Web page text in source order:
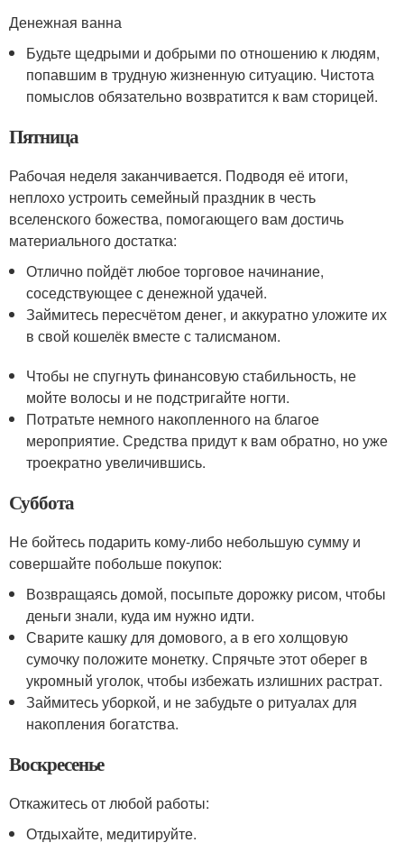
Денежная ванна
Будьте щедрыми и добрыми по отношению к людям,
попавшим в трудную жизненную ситуацию. Чистота
помыслов обязательно возвратится к вам сторицей.
Пятница
Рабочая неделя заканчивается. Подводя её итоги,
неплохо устроить семейный праздник в честь
вселенского божества, помогающего вам достичь
материального достатка:
Отлично пойдёт любое торговое начинание,
соседствующее с денежной удачей.
Займитесь пересчётом денег, и аккуратно уложите их
в свой кошелёк вместе с талисманом.
Чтобы не спугнуть финансовую стабильность, не
мойте волосы и не подстригайте ногти.
Потратьте немного накопленного на благое
мероприятие. Средства придут к вам обратно, но уже
троекратно увеличившись.
Суббота
Не бойтесь подарить кому-либо небольшую сумму и
совершайте побольше покупок:
Возвращаясь домой, посыпьте дорожку рисом, чтобы
деньги знали, куда им нужно идти.
Сварите кашку для домового, а в его холщовую
сумочку положите монетку. Спрячьте этот оберег в
укромный уголок, чтобы избежать излишних растрат.
Займитесь уборкой, и не забудьте о ритуалах для
накопления богатства.
Воскресенье
Откажитесь от любой работы:
Отдыхайте, медитируйте.